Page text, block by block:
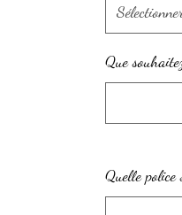
Que
Quelle